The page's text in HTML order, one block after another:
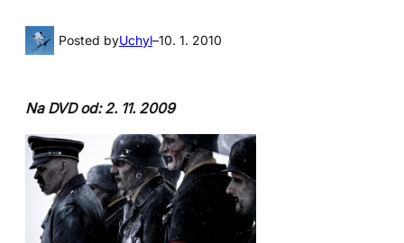
Posted byUchyl–10. 1. 2010
Na DVD od: 2. 11. 2009